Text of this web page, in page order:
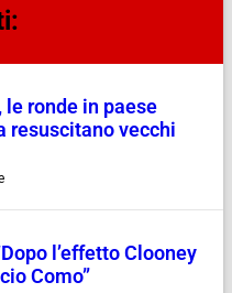
le ronde in paese
resuscitano vecchi
l’effetto Clooney
Como”